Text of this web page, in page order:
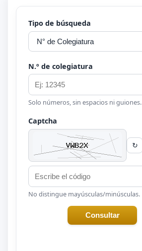
Tipo de búsqueda
N.º de colegiatura
Solo números, sin espacios ni guiones.
Captcha
↻
No distingue mayúsculas/minúsculas.
Consultar